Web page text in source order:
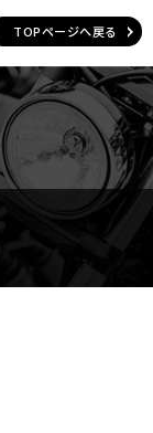
TOPページへ戻る